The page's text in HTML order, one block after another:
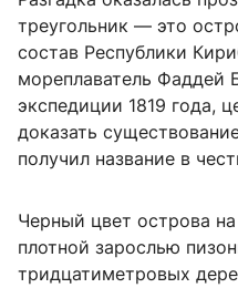
треугольник — это
состав Республики
мореплаватель Фаддей
экспедиции 1819 года,
доказать
получил название в
Черный цвет острова
плотной зарослью
тридцатиметровых